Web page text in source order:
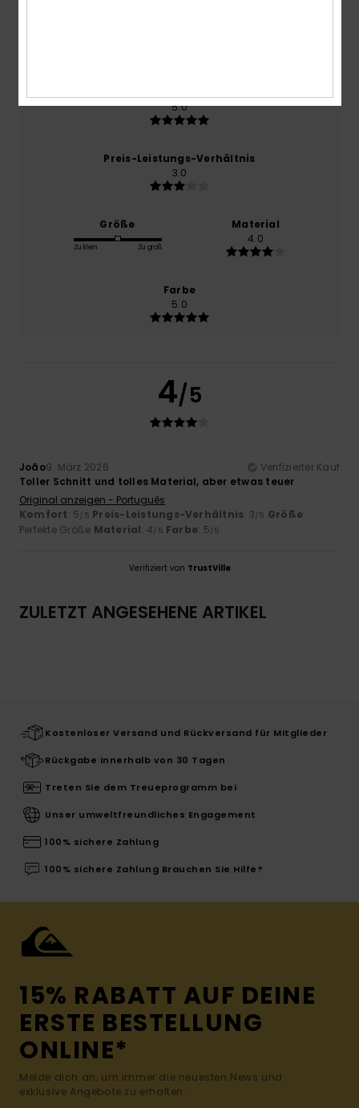
5.0
Preis-Leistungs-Verhältnis
3.0
Größe
Zu klein Zu groß
Material
4.0
Farbe
5.0
4/5
João9. März 2026
Verifizierter Kauf
Toller Schnitt und tolles Material, aber etwas teuer
Original anzeigen - Português
Komfort: 5/5 Preis-Leistungs-Verhältnis: 3/5 Größe:
Perfekte Größe Material: 4/5 Farbe: 5/5
Verifiziert von TrustVille
ZULETZT ANGESEHENE ARTIKEL
Kostenloser Versand und Rückversand für Mitglieder
Rückgabe innerhalb von 30 Tagen
Treten Sie dem Treueprogramm bei
Unser umweltfreundliches Engagement
100% sichere Zahlung
100% sichere Zahlung Brauchen Sie Hilfe?
15% RABATT AUF DEINE
ERSTE BESTELLUNG
ONLINE*
Melde dich an, um immer die neuesten News und
exklusive Angebote zu erhalten.